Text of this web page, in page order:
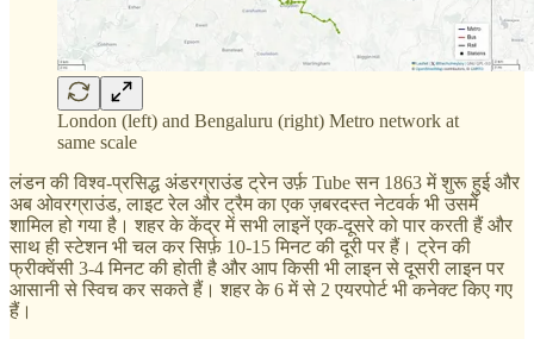
London (left) and Bengaluru (right) Metro network at
same scale
लंडन की विश्व-प्रसिद्ध अंडरग्राउंड ट्रेन उर्फ़ Tube सन 1863 में शुरू हुई और
अब ओवरग्राउंड, लाइट रेल और ट्रैम का एक ज़बरदस्त नेटवर्क भी उसमें
शामिल हो गया है। शहर के केंद्र में सभी लाइनें एक-दूसरे को पार करती हैं और
साथ ही स्टेशन भी चल कर सिर्फ़ 10-15 मिनट की दूरी पर हैं। ट्रेन की
फ्रीक्वेंसी 3-4 मिनट की होती है और आप किसी भी लाइन से दूसरी लाइन पर
आसानी से स्विच कर सकते हैं। शहर के 6 में से 2 एयरपोर्ट भी कनेक्ट किए गए
हैं।